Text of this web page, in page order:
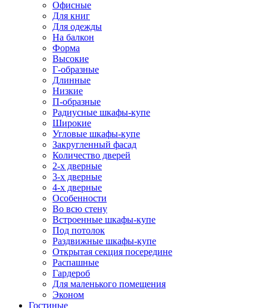
Офисные
Для книг
Для одежды
На балкон
Форма
Высокие
Г-образные
Длинные
Низкие
П-образные
Радиусные шкафы-купе
Широкие
Угловые шкафы-купе
Закругленный фасад
Количество дверей
2-х дверные
3-х дверные
4-х дверные
Особенности
Во всю стену
Встроенные шкафы-купе
Под потолок
Раздвижные шкафы-купе
Открытая секция посередине
Распашные
Гардероб
Для маленького помещения
Эконом
Гостиные